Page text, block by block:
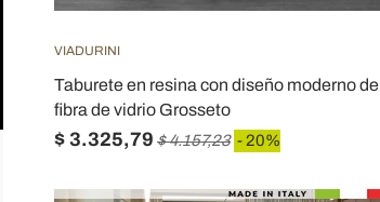
VIADURINI
Taburete en resina con diseño moderno de
fibra de vidrio Grosseto
$ 3.325,79 $ 4.157,23 - 20%